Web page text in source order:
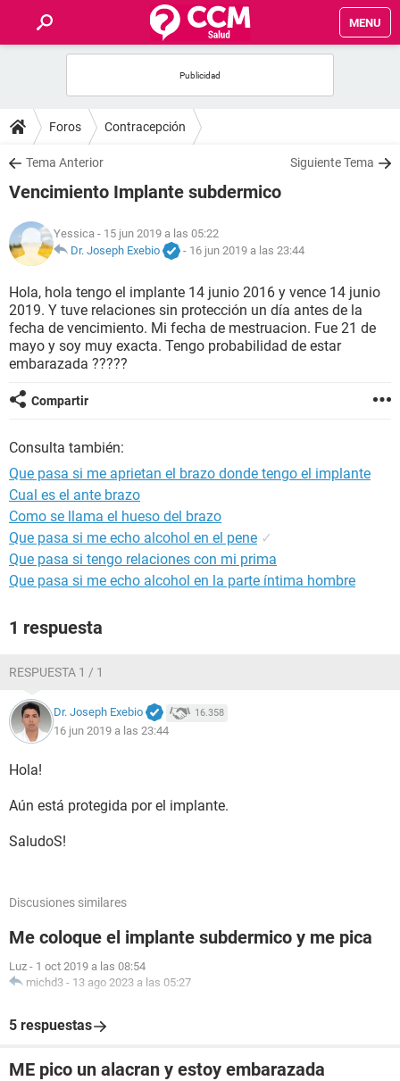
MENU
FOROS
SALUD
NUTRICIÓN
BIENESTAR
SEXUALIDAD
GLOSARIO
Foros Contracepción
Tema Anterior Siguiente Tema
Vencimiento Implante subdermico
Yessica - 15 jun 2019 a las 05:22
Dr. Joseph Exebio
- 16 jun 2019 a las 23:44
Hola, hola tengo el implante 14 junio 2016 y vence 14 junio
2019. Y tuve relaciones sin protección un día antes de la
fecha de vencimiento. Mi fecha de mestruacion. Fue 21 de
mayo y soy muy exacta. Tengo probabilidad de estar
embarazada ?????
Compartir
Consulta también:
Que pasa si me aprietan el brazo donde tengo el implante
Cual es el ante brazo
Como se llama el hueso del brazo
Que pasa si me echo alcohol en el pene ✓
Que pasa si tengo relaciones con mi prima
Que pasa si me echo alcohol en la parte íntima hombre
1 respuesta
RESPUESTA 1 / 1
Dr. Joseph Exebio 16.358
16 jun 2019 a las 23:44
Hola!
Aún está protegida por el implante.
SaludoS!
Discusiones similares
Me coloque el implante subdermico y me pica
Luz - 1 oct 2019 a las 08:54
michd3 - 13 ago 2023 a las 05:27
5 respuestas
ME pico un alacran y estoy embarazada